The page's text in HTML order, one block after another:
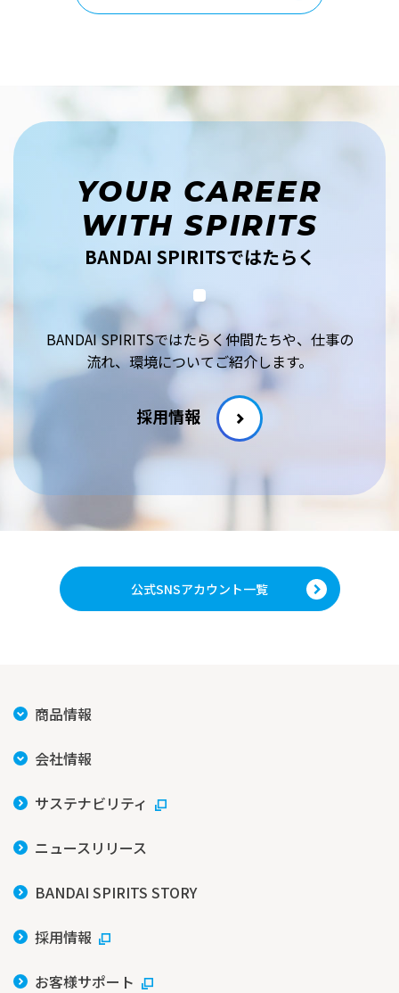
YOUR CAREER
WITH SPIRITS
BANDAI SPIRITSではたらく
BANDAI SPIRITSではたらく仲間たちや、仕事の
流れ、環境についてご紹介します。
採用情報
公式SNSアカウント一覧
商品情報
会社情報
サステナビリティ
ニュースリリース
BANDAI SPIRITS STORY
採用情報
お客様サポート